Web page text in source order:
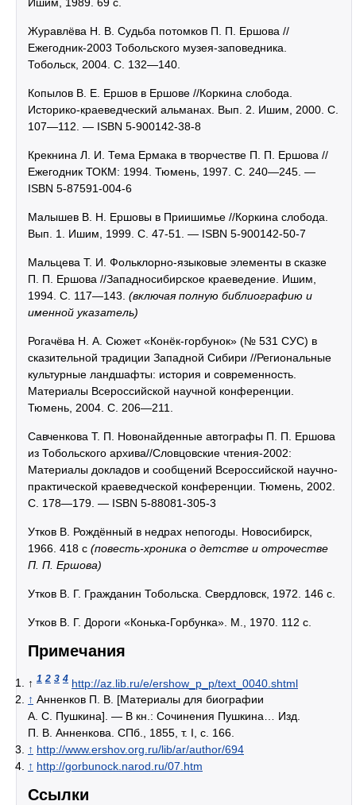
Журавлёва Н. В. Судьба потомков П. П. Ершова //
Ежегодник-2003 Тобольского музея-заповедника.
Тобольск, 2004. С. 132—140.
Копылов В. Е. Ершов в Ершове //Коркина слобода.
Историко-краеведческий альманах. Вып. 2. Ишим, 2000. С.
107—112. — ISBN 5-900142-38-8
Крекнина Л. И. Тема Ермака в творчестве П. П. Ершова //
Ежегодник ТОКМ: 1994. Тюмень, 1997. С. 240—245. —
ISBN 5-87591-004-6
Малышев В. Н. Ершовы в Приишимье //Коркина слобода.
Вып. 1. Ишим, 1999. С. 47-51. — ISBN 5-900142-50-7
Мальцева Т. И. Фольклорно-языковые элементы в сказке
П. П. Ершова //Западносибирское краеведение. Ишим,
1994. С. 117—143. (включая полную библиографию и
именной указатель)
Рогачёва Н. А. Сюжет «Конёк-горбунок» (№ 531 СУС) в
сказительной традиции Западной Сибири //Региональные
культурные ландшафты: история и современность.
Материалы Всероссийской научной конференции.
Тюмень, 2004. С. 206—211.
Савченкова Т. П. Новонайденные автографы П. П. Ершова
из Тобольского архива//Словцовские чтения-2002:
Материалы докладов и сообщений Всероссийской научно-
практической краеведческой конференции. Тюмень, 2002.
С. 178—179. — ISBN 5-88081-305-3
Утков В. Рождённый в недрах непогоды. Новосибирск,
1966. 418 с (повесть-хроника о детстве и отрочестве
П. П. Ершова)
Утков В. Г. Гражданин Тобольска. Свердловск, 1972. 146 с.
Утков В. Г. Дороги «Конька-Горбунка». М., 1970. 112 с.
Примечания
↑ 1 2 3 4 http://az.lib.ru/e/ershow_p_p/text_0040.shtml
↑ Анненков П. В. [Материалы для биографии
А. С. Пушкина]. — В кн.: Сочинения Пушкина… Изд.
П. В. Анненкова. СПб., 1855, т. I, с. 166.
↑ http://www.ershov.org.ru/lib/ar/author/694
↑ http://gorbunock.narod.ru/07.htm
Ссылки